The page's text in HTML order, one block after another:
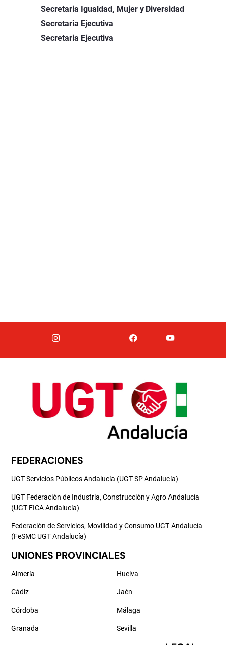
Secretaria Igualdad, Mujer y Diversidad
Secretaria Ejecutiva
Secretaria Ejecutiva
FEDERACIONES
UGT Servicios Públicos Andalucía (UGT SP Andalucía)
UGT Federación de Industria, Construcción y Agro Andalucía
(UGT FICA Andalucía)
Federación de Servicios, Movilidad y Consumo UGT Andalucía
(FeSMC UGT Andalucía)
UNIONES PROVINCIALES
Almería
Cádiz
Córdoba
Granada
Huelva
Jaén
Málaga
Sevilla